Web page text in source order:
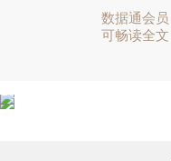
数据通会员
可畅读全文